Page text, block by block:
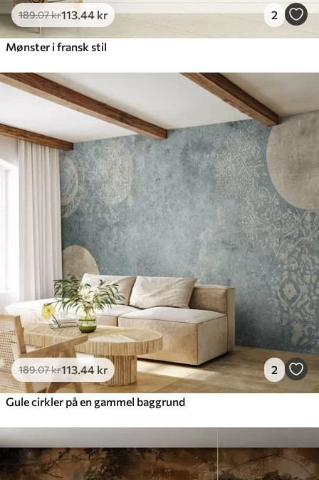
189.07kr113.44 kr 2
Mønster i fransk stil
189.07kr113.44 kr 2
Gule cirkler på en gammel baggrund